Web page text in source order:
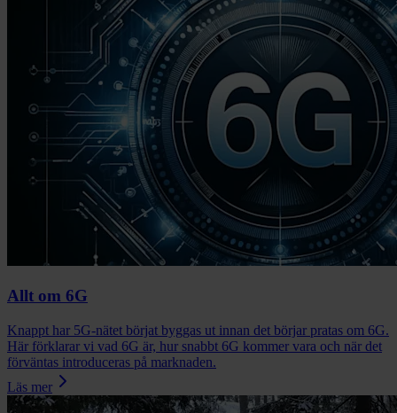
Allt om 6G
Knappt har 5G-nätet börjat byggas ut innan det börjar pratas om 6G.
Här förklarar vi vad 6G är, hur snabbt 6G kommer vara och när det
förväntas introduceras på marknaden.
Läs mer